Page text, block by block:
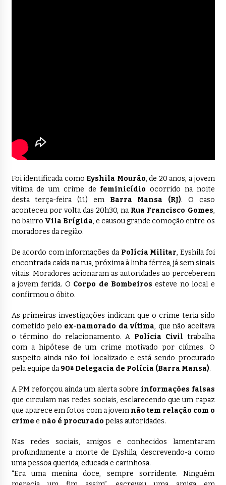
Foi identificada como Eyshila Mourão, de 20 anos, a jovem
vítima de um crime de feminicídio ocorrido na noite
desta terça-feira (11) em Barra Mansa (RJ). O caso
aconteceu por volta das 20h30, na Rua Francisco Gomes,
no bairro Vila Brígida, e causou grande comoção entre os
moradores da região.
De acordo com informações da Polícia Militar, Eyshila foi
encontrada caída na rua, próxima à linha férrea, já sem sinais
vitais. Moradores acionaram as autoridades ao perceberem
a jovem ferida. O Corpo de Bombeiros esteve no local e
confirmou o óbito.
As primeiras investigações indicam que o crime teria sido
cometido pelo ex-namorado da vítima, que não aceitava
o término do relacionamento. A Polícia Civil trabalha
com a hipótese de um crime motivado por ciúmes. O
suspeito ainda não foi localizado e está sendo procurado
pela equipe da 90ª Delegacia de Polícia (Barra Mansa).
A PM reforçou ainda um alerta sobre informações falsas
que circulam nas redes sociais, esclarecendo que um rapaz
que aparece em fotos com a jovem não tem relação com o
crime e não é procurado pelas autoridades.
Nas redes sociais, amigos e conhecidos lamentaram
profundamente a morte de Eyshila, descrevendo-a como
uma pessoa querida, educada e carinhosa.
“Era uma menina doce, sempre sorridente. Ninguém